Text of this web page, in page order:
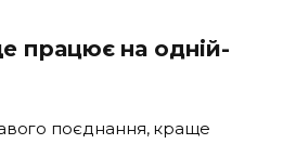
працює на одній-
поєднання, краще